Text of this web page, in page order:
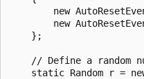
new
new
    };
// Define a random
static Random r =